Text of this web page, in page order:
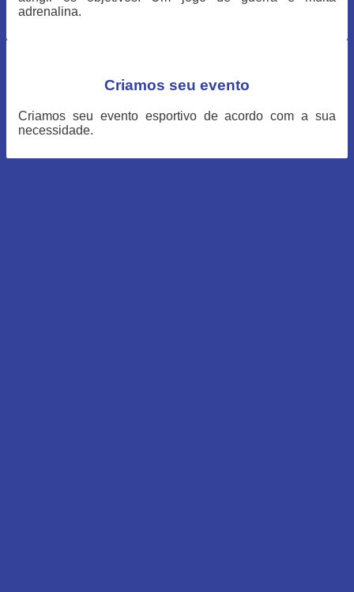
adrenalina.
Criamos seu evento
Criamos seu evento esportivo de acordo com a sua
necessidade.